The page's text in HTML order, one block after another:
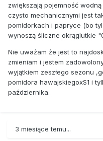
zwiększają pojemność
czysto mechanicznymi jest
pomidorkach i papryce (bo
wynoszą śliczne okrąglutkie
Nie uważam że jest to
zmieniam i jestem
wyjątkiem zeszłego sezonu
pomidora hawajskiegoxS1 i
października.
3 miesiące temu...